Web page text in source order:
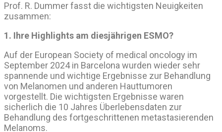
Prof. R. Dummer fasst die wichtigsten Neuigkeiten
zusammen:
1. Ihre Highlights am diesjährigen ESMO?
Auf der European Society of medical oncology im
September 2024 in Barcelona wurden wieder sehr
spannende und wichtige Ergebnisse zur Behandlung
von Melanomen und anderen Hauttumoren
vorgestellt. Die wichtigsten Ergebnisse waren
sicherlich die 10 Jahres Überlebensdaten zur
Behandlung des fortgeschrittenen metastasierenden
Melanoms.